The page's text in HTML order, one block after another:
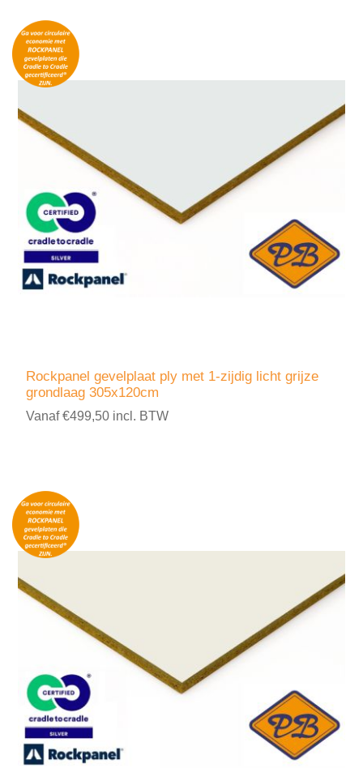
Rockpanel gevelplaat ply met 1-zijdig licht grijze
grondlaag 305x120cm
Vanaf €499,50 incl. BTW